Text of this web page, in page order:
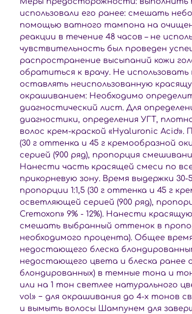
использовали его ранее: смешать
помощью ватного тампона на
реакции в течение 48 часов – не
чувствительность был проведен
распространение высыпаний кожи
обратиться к врачу. Не
оставлять неиспользованную
окрашиванием: Необходимо
диагностический лист. Для
диагностики, определения УГТ,
волос крем-краской «Hyaluronic
(30 г оттенка и 45 г кремообразной
серией (900 ряд), пропорция
Нанести часть красящей смеси по
прикорневую зону. Время выдержки
пропорции 1:1,5 (30 г оттенка и 45 г
осветляющей серией (900 ряд),
Cremoxon» 9% - 12%). Нанести
смешать выбранный оттенок в
необходимого процента). Общее
недостающего блеска
недостающего цвета и блеска ранее
блондированных) в темные тона и
или на 1 тон светлее натурального
vol» − для окрашивания до 4-х тонов
и вымыть волосы Шампунем для